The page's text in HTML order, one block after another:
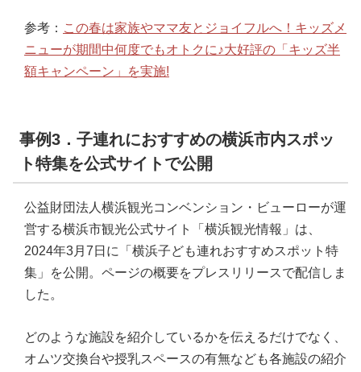
参考： この春は家族やママ友とジョイフルへ！キッズメ
ニューが期間中何度でもオトクに♪大好評の「キッズ半
額キャンペーン」を実施!
事例3．子連れにおすすめの横浜市内スポッ
ト特集を公式サイトで公開
公益財団法人横浜観光コンベンション・ビューローが運
営する横浜市観光公式サイト「横浜観光情報」は、
2024年3月7日に「横浜子ども連れおすすめスポット特
集」を公開。ページの概要をプレスリリースで配信しま
した。
どのような施設を紹介しているかを伝えるだけでなく、
オムツ交換台や授乳スペースの有無なども各施設の紹介